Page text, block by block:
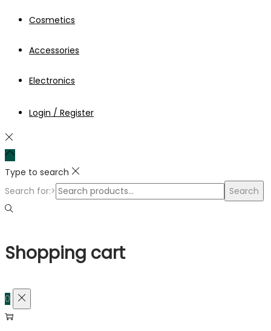
Cosmetics
Accessories
Electronics
Login / Register
Type to search
Search for:>
Search
Shopping cart
0